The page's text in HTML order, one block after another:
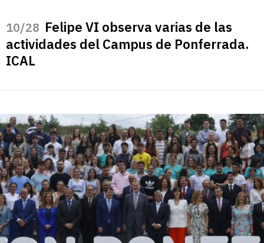
/28 Felipe VI observa varias de las
actividades del Campus de Ponferrada.
ICAL